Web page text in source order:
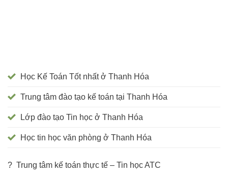
Học Kế Toán Tốt nhất ở Thanh Hóa
Trung tâm đào tạo kế toán tại Thanh Hóa
Lớp đào tạo Tin học ở Thanh Hóa
Học tin học văn phòng ở Thanh Hóa
? Trung tâm kế toán thực tế – Tin học ATC